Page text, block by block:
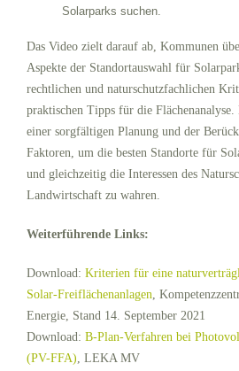
Solarparks suchen.
Das Video zielt darauf ab, Kommunen
Aspekte der Standortauswahl für
rechtlichen und naturschutzfachlichen
praktischen Tipps für die Flächenanalyse.
einer sorgfältigen Planung und der
Faktoren, um die besten Standorte für
und gleichzeitig die Interessen des
Landwirtschaft zu wahren.
Weiterführende Links:
Download: Kriterien für eine
Solar-Freiflächenanlagen,
Energie, Stand 14. September 2021
Download: B-Plan-Verfahren bei
(PV-FFA), LEKA MV